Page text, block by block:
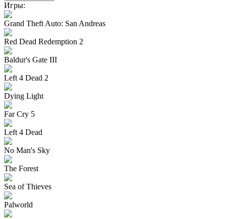
Игры:
Grand Theft Auto: San Andreas
Red Dead Redemption 2
Baldur's Gate III
Left 4 Dead 2
Dying Light
Far Cry 5
Left 4 Dead
No Man's Sky
The Forest
Sea of Thieves
Palworld